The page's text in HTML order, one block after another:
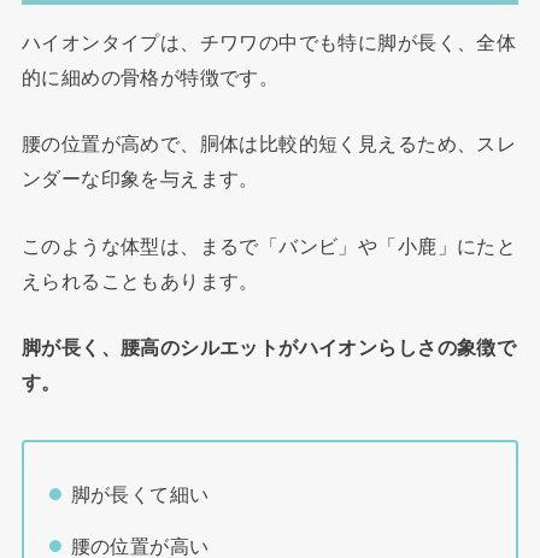
ハイオンタイプは、チワワの中でも特に脚が長く、全体
的に細めの骨格が特徴です。
腰の位置が高めで、胴体は比較的短く見えるため、スレ
ンダーな印象を与えます。
このような体型は、まるで「バンビ」や「小鹿」にたと
えられることもあります。
脚が長く、腰高のシルエットがハイオンらしさの象徴で
す。
脚が長くて細い
腰の位置が高い